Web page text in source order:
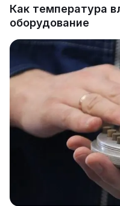
Как температура
оборудование